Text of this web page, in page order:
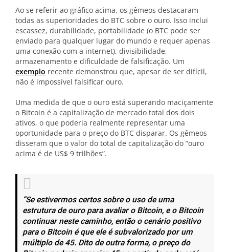
Ao se referir ao gráfico acima, os gêmeos destacaram
todas as superioridades do BTC sobre o ouro. Isso inclui
escassez, durabilidade, portabilidade (o BTC pode ser
enviado para qualquer lugar do mundo e requer apenas
uma conexão com a internet), divisibilidade,
armazenamento e dificuldade de falsificação. Um
exemplo recente demonstrou que, apesar de ser difícil,
não é impossível falsificar ouro.
Uma medida de que o ouro está superando maciçamente
o Bitcoin é a capitalização de mercado total dos dois
ativos, o que poderia realmente representar uma
oportunidade para o preço do BTC disparar. Os gêmeos
disseram que o valor do total de capitalização do “ouro
acima é de US$ 9 trilhões”.
“Se estivermos certos sobre o uso de uma
estrutura de ouro para avaliar o Bitcoin, e o Bitcoin
continuar neste caminho, então o cenário positivo
para o Bitcoin é que ele é subvalorizado por um
múltiplo de 45. Dito de outra forma, o preço do